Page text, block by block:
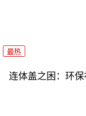
最热
连体盖之困：环